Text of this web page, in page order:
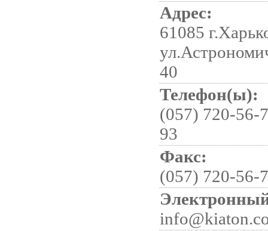
Адрес:
61085
40
Телефон(ы):
(057) 720-56-
93
Факс:
(057) 720-56-